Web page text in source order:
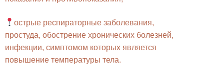
острые респираторные заболевания,
простуда, обострение хронических болезней,
инфекции, симптомом которых является
повышение температуры тела.